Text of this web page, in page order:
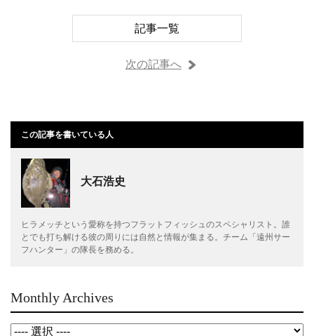
記事一覧
次の記事へ
この記事を書いている人
大石浩史
ヒラメッチという愛称を持つフラットフィッシュのスペシャリスト。誰
とでも打ち解ける彼の周りには自然と情報が集まる。チーム「遠州サー
フハンター」の隊長を務める。
Monthly Archives